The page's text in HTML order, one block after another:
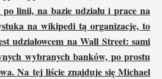
linii, na bazie udziału i prace na
na wikipedi tą organizacje, to
udziałowcem na Wall Street: sami
wybranych banków, po prostu
Na tej liście znajduje się Michael